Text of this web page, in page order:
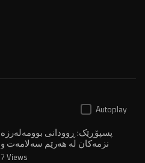
Autoplay
پسپۆڕێک: ڕوودانی بوومەلەرزە
نزمەکان لە هەرێم سەلامەت و
دڵخۆشکەرە
7 Views